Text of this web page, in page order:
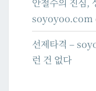
안철수의 진심,
soyoyoo.com
선제타격 –
런 건 없다